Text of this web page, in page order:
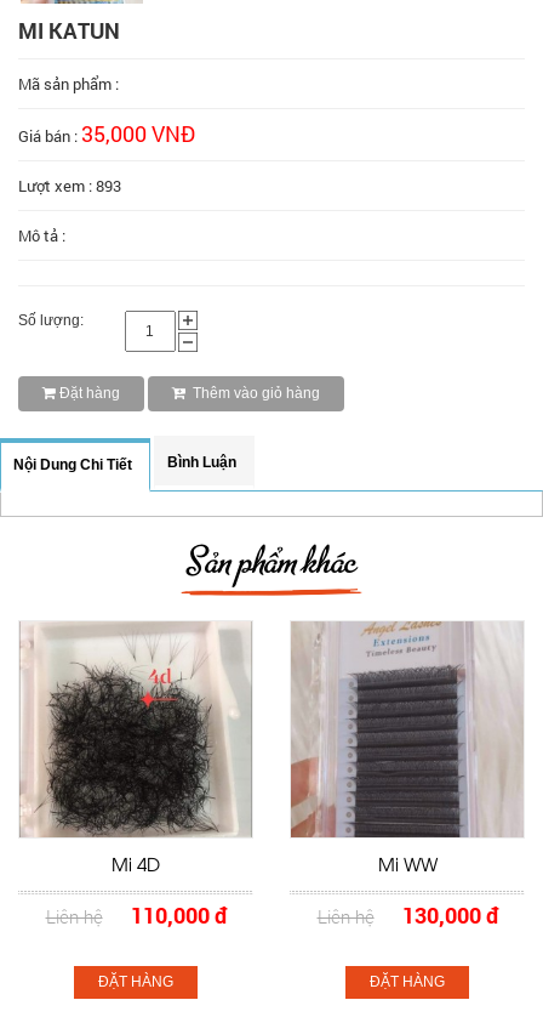
MI KATUN
Mã sản phẩm :
Giá bán : 35,000 VNĐ
Lượt xem : 893
Mô tả :
Số lượng:
Đặt hàng Thêm vào giỏ hàng
Nội Dung Chi Tiết Bình Luận
Sản phẩm khác
Mi 4D
Liên hệ 110,000 đ
ĐẶT HÀNG
Mi WW
Liên hệ 130,000 đ
ĐẶT HÀNG